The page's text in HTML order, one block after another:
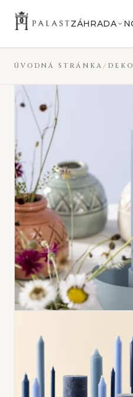
Preskočiť na obsah
ZÁHRADA
ÚVODNÁ STRÁNKA
VYPREDANÉ